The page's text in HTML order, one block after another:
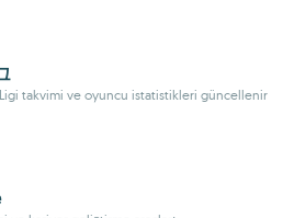
takvimi ve oyuncu istatistikleri güncellenir